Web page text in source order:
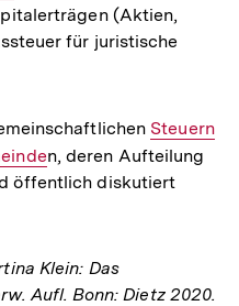
(Aktien,
für juristische
Interner
Link:
Steuern
n, deren Aufteilung
öffentlich diskutiert
Klein: Das
Aufl. Bonn: Dietz 2020.